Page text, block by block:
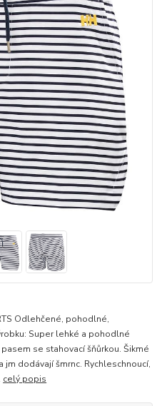
Odlehčené, pohodlné,
Super lehké a pohodlné
se stahovací šňůrkou. Šikmé
jm dodávají šmrnc. Rychleschnoucí,
celý popis